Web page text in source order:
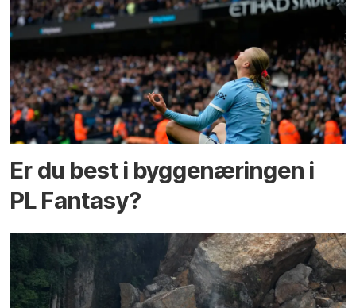
Er du best i bygge­næringen i
PL Fantasy?